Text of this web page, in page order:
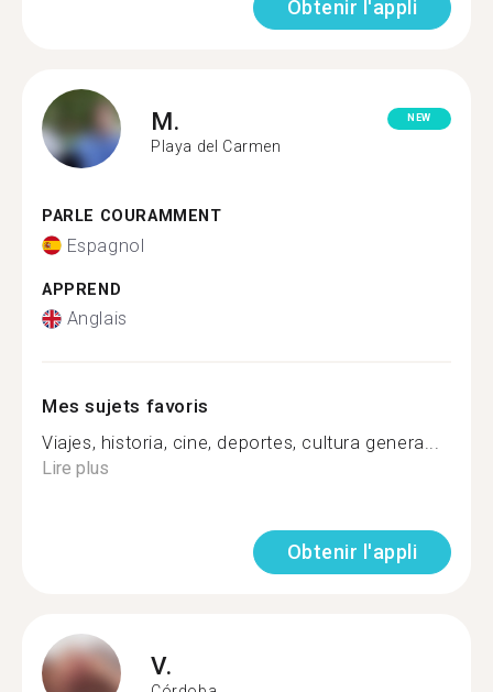
Obtenir l'appli
M.
Playa del Carmen
NEW
PARLE COURAMMENT
Espagnol
APPREND
Anglais
Mes sujets favoris
Viajes, historia, cine, deportes, cultura genera...
Lire plus
Obtenir l'appli
V.